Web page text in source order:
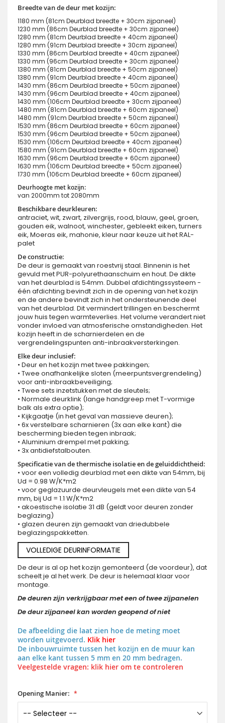
Breedte van de deur met kozijn:
1180 mm (81cm Deurblad breedte + 30cm zijpaneel)
1230 mm (86cm Deurblad breedte + 30cm zijpaneel)
1280 mm (81cm Deurblad breedte + 40cm zijpaneel)
1280 mm (91cm Deurblad breedte + 30cm zijpaneel)
1330 mm (86cm Deurblad breedte + 40cm zijpaneel)
1330 mm (96cm Deurblad breedte + 30cm zijpaneel)
1380 mm (81cm Deurblad breedte + 50cm zijpaneel)
1380 mm (91cm Deurblad breedte + 40cm zijpaneel)
1430 mm (86cm Deurblad breedte + 50cm zijpaneel)
1430 mm (96cm Deurblad breedte + 40cm zijpaneel)
1430 mm (106cm Deurblad breedte + 30cm zijpaneel)
1480 mm (81cm Deurblad breedte + 60cm zijpaneel)
1480 mm (91cm Deurblad breedte + 50cm zijpaneel)
1530 mm (86cm Deurblad breedte + 60cm zijpaneel)
1530 mm (96cm Deurblad breedte + 50cm zijpaneel)
1530 mm (106cm Deurblad breedte + 40cm zijpaneel)
1580 mm (91cm Deurblad breedte + 60cm zijpaneel)
1630 mm (96cm Deurblad breedte + 60cm zijpaneel)
1630 mm (106cm Deurblad breedte + 50cm zijpaneel)
1730 mm (106cm Deurblad breedte + 60cm zijpaneel)
Deurhoogte met kozijn:
van 2000mm tot 2080mm
Beschikbare deurkleuren:
antraciet, wit, zwart, zilvergrijs, rood, blauw, geel, groen,
gouden eik, walnoot, winchester, gebleekt eiken, turners
eik, Moeras eik, mahonie, kleur naar keuze uit het RAL-
palet
De constructie:
De deur is gemaakt van roestvrij staal. Binnenin is het
gevuld met PUR-polyurethaanschuim en hout. De dikte
van het deurblad is 54mm. Dubbel afdichtingssysteem -
één afdichting bevindt zich in de opening van het kozijn
en de andere bevindt zich in het ondersteunende deel
van het deurblad. Dit vermindert trillingen en beschermt
jouw huis tegen warmteverlies. Het volume verandert niet
vonder invloed van atmosferische omstandigheden. Het
kozijn heeft in de scharnierdelen en de
vergrendelingspunten anti-inbraakversterkingen.
Elke deur inclusief:
• Deur en het kozijn met twee pakkingen;
• Twee onafhankelijke sloten (meerpuntsvergrendeling)
voor anti-inbraakbeveiliging;
• Twee sets inzetstukken met de sleutels;
• Normale deurklink (lange handgreep met T-vormige
balk als extra optie);
• Kijkgaatje (in het geval van massieve deuren);
• 6x verstelbare scharnieren (3x aan elke kant) die
bescherming bieden tegen inbraak;
• Aluminium drempel met pakking;
• 3x antidiefstalbouten.
Specificatie van de thermische isolatie en de geluiddichtheid:
• voor een volledig deurblad met een dikte van 54mm, bij
Ud = 0.98 W/K*m2
• voor geglazuurde deurvleugels met een dikte van 54
mm, bij Ud = 1.1 W/K*m2
• akoestische isolatie 31 dB (geldt voor deuren zonder
beglazing)
• glazen deuren zijn gemaakt van driedubbele
beglazingspakketten.
VOLLEDIGE DEURINFORMATIE
De deur is al op het kozijn gemonteerd (de voordeur), dat
scheelt je al het werk. De deur is helemaal klaar voor
montage.
De deuren zijn verkrijgbaar met een of twee zijpanelen
De deur zijpaneel kan worden geopend of niet
De afbeelding die laat zien hoe de meting moet
worden uitgevoerd. Klik hier
De inbouwruimte tussen het kozijn en de muur kan
aan elke kant tussen 5 mm en 20 mm bedragen.
Veelgestelde vragen: klik hier om te controleren
Opening Manier: